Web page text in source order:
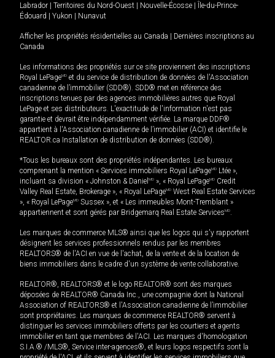
Labrador | Territoires du Nord-Ouest | Nouvelle-Écosse | Île-du-Prince-
Édouard | Yukon | Nunavut
Afficher les propriétés résidentielles au Canada | Dernières inscriptions au
Canada
Les informations des propriétés sur ce site proviennent des inscriptions
Royal LePageMD et du service de distribution de données de l'Association
canadienne de l’immobilier (SDD®). SDD® met en référence des
inscriptions tenues par des agences immobilières autres que Royal
LePage et ses distributeurs. L'exactitude de l'information n'est pas
garantie et devrait être indépendamment vérifiée. La marque DDF®
appartient à l'Association canadienne de l’immobilier (ACI) et identifie le
REALTOR.ca Installation de distribution de données (SDD®).
*Tous les bureaux sont des propriétés indépendantes. Les bureaux
comprenant la mention « Services immobiliers Royal LePageMD Ltée »,
incluant sa division « Johnston & Daniel MD », « Royal LePageMD Credit
Valley Real Estate, Brokerage », « Royal LePageMD West Real Estate Services
», « Royal LePageMD Sussex », et « Les immeubles Mont-Tremblant »
appartiennent et sont gérés par Bridgemarq Real Estate ServicesMD
Les marques de commerce MLS® ainsi que les logos qui s'y rapportent
désignent les services professionnels rendus par les membres
REALTORS® de l'ACI en vue de l'achat, de la vente et de la location de
biens immobiliers dans le cadre d'un système de vente collaborative.
REALTOR®, REALTORS® et le logo REALTOR® sont des marques
déposées de REALTOR® Canada Inc., une compagnie dont la National
Association of REALTORS® et l'Association canadienne de l’immobilier
sont propriétaires. Les marques de commerce REALTOR® servent à
distinguer les services immobiliers offerts par les courtiers et agents
immobilier en tant que membres de l'ACI. Les marques d'homologation
S.I.A.® /MLS®, Service inter-agences®, et leurs logos respectifs sont la